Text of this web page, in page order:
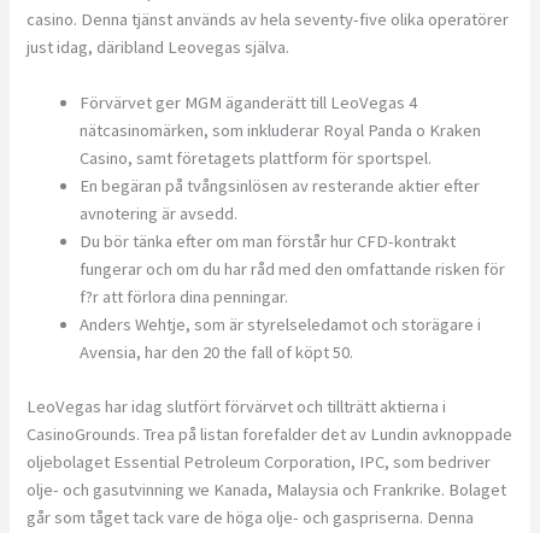
casino. Denna tjänst används av hela seventy-five olika operatörer
just idag, däribland Leovegas själva.
Förvärvet ger MGM äganderätt till LeoVegas 4
nätcasinomärken, som inkluderar Royal Panda o Kraken
Casino, samt företagets plattform för sportspel.
En begäran på tvångsinlösen av resterande aktier efter
avnotering är avsedd.
Du bör tänka efter om man förstår hur CFD-kontrakt
fungerar och om du har råd med den omfattande risken för
f?r att förlora dina penningar.
Anders Wehtje, som är styrelseledamot och storägare i
Avensia, har den 20 the fall of köpt 50.
LeoVegas har idag slutfört förvärvet och tillträtt aktierna i
CasinoGrounds. Trea på listan forefalder det av Lundin avknoppade
oljebolaget Essential Petroleum Corporation, IPC, som bedriver
olje- och gasutvinning we Kanada, Malaysia och Frankrike. Bolaget
går som tåget tack vare de höga olje- och gaspriserna. Denna